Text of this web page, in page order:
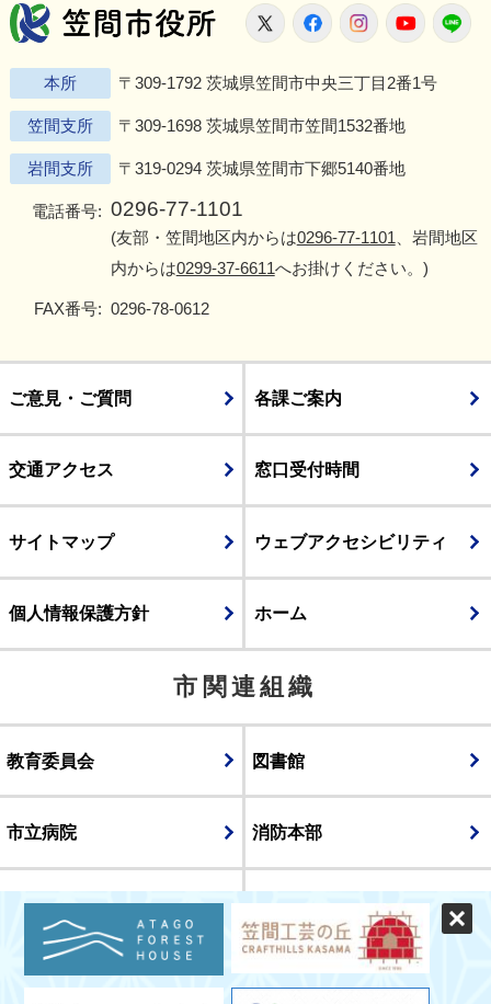
笠間市役所
X FacebookInstagram
本所 〒309-1792 茨城県笠間市中央三丁目2番1号
笠間支所 〒309-1698 茨城県笠間市笠間1532番地
岩間支所 〒319-0294 茨城県笠間市下郷5140番地
電話番号: 0296-77-1101
(友部・笠間地区内からは0296-77-1101 、岩間地区
内からは0299-37-6611へお掛けください。)
FAX番号: 0296-78-0612
ご意見・ご質問 各課ご案内
交通アクセス 窓口受付時間
サイトマップ ウェブアクセシビリティ
個人情報保護方針 ホーム
市関連組織
教育委員会 図書館
市立病院 消防本部
議会
表示 スマートフォン版 パソコン版